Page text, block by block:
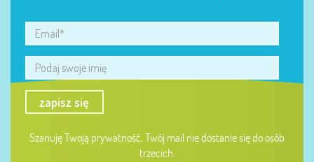
zapisz się
Szanuję Twoją prywatność, Twój mail nie dostanie się do osób
trzecich.